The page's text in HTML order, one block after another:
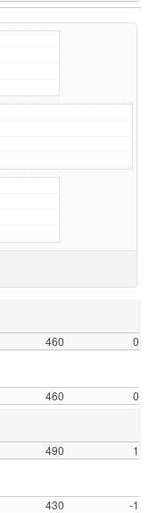
460
0
460
0
490
1
430
-1